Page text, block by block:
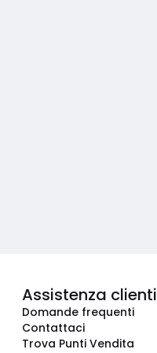
Assistenza clienti
Domande frequenti
Contattaci
Trova Punti Vendita